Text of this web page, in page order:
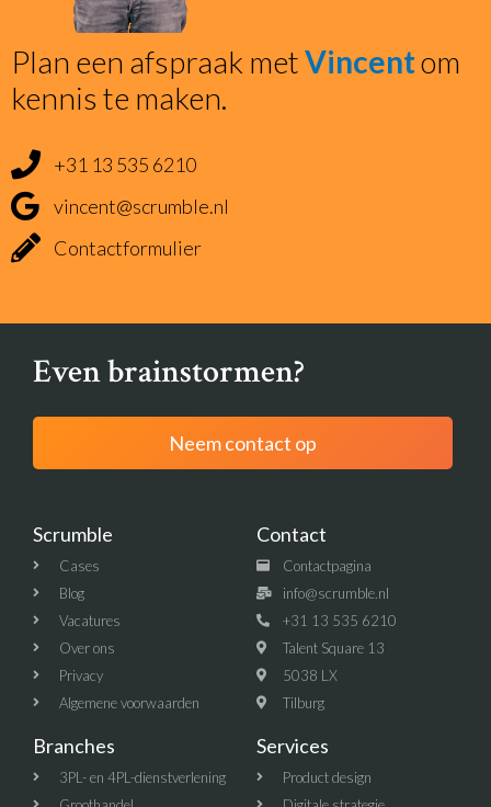
Plan een afspraak metVincentom
kennis te maken.
+31 13 535 6210
vincent@scrumble.nl
Contactformulier
Even brainstormen?
Neem contact op
Scrumble
Cases
Blog
Vacatures
Over ons
Privacy
Algemene voorwaarden
Contact
Contactpagina
info@scrumble.nl
+31 13 535 6210
Talent Square 13
5038 LX
Tilburg
Branches
3PL- en 4PL-dienstverlening
Services
Product design